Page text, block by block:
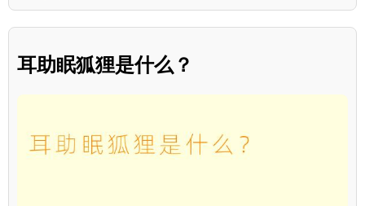
耳助眠狐狸是什么？